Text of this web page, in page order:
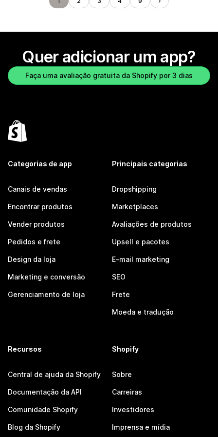
Quer adicionar um app?
Faça uma avaliação gratuita da Shopify por 3 dias
Categorias de app
Canais de vendas
Encontrar produtos
Vender produtos
Pedidos e frete
Design da loja
Marketing e conversão
Gerenciamento de loja
Principais categorias
Dropshipping
Marketplaces
Avaliações de produtos
Upsell e pacotes
E-mail marketing
SEO
Frete
Moeda e tradução
Recursos
Central de ajuda da Shopify
Documentação da API
Comunidade Shopify
Blog da Shopify
Shopify
Sobre
Carreiras
Investidores
Imprensa e mídia